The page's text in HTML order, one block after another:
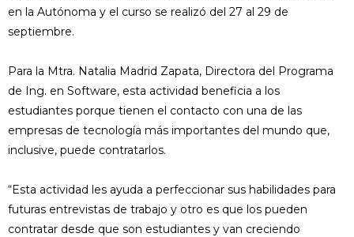
en la Autónoma y el curso se realizó del 27 al 29 de
septiembre.
Para la Mtra. Natalia Madrid Zapata, Directora del Programa
de Ing. en Software, esta actividad beneficia a los
estudiantes porque tienen el contacto con una de las
empresas de tecnología más importantes del mundo que,
inclusive, puede contratarlos.
“Esta actividad les ayuda a perfeccionar sus habilidades para
futuras entrevistas de trabajo y otro es que los pueden
contratar desde que son estudiantes y van creciendo